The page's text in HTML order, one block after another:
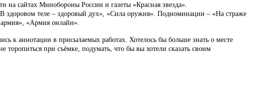
сайтах Минобороны России и газеты «Красная звезда».
здоровом теле – здоровый дух», «Сила оружия». Подноминации – «На страже
«Армия онлайн».
к аннотации в присылаемых работах. Хотелось бы больше знать о месте
торопиться при съёмке, подумать, что бы вы хотели сказать своим